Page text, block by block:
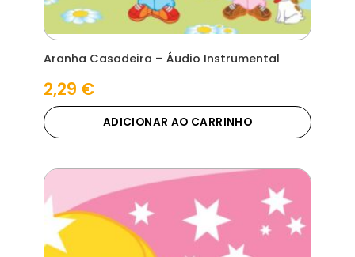
Aranha Casadeira – Áudio Instrumental
2,29 €
ADICIONAR AO CARRINHO